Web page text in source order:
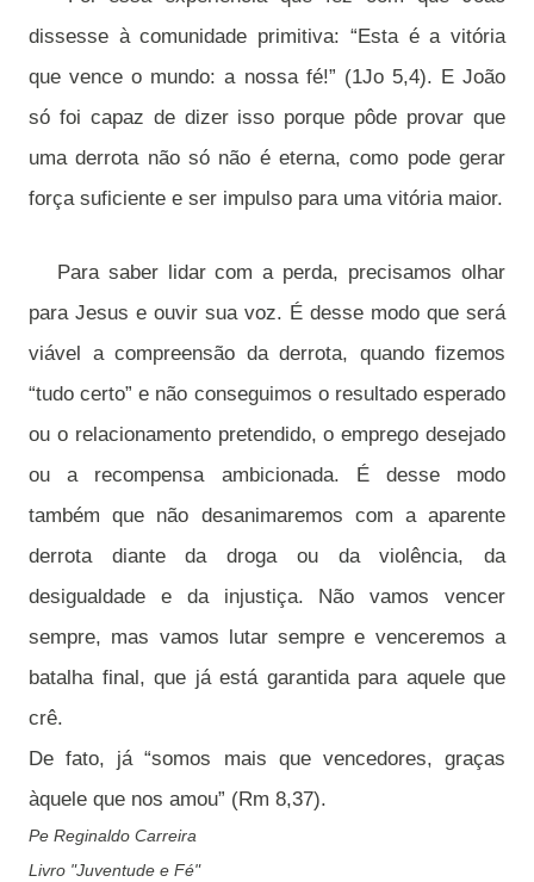
dissesse à comunidade primitiva: “Esta é a vitória
que vence o mundo: a nossa fé!” (1Jo 5,4). E João
só foi capaz de dizer isso porque pôde provar que
uma derrota não só não é eterna, como pode gerar
força suficiente e ser impulso para uma vitória maior.
Para saber lidar com a perda, precisamos olhar
para Jesus e ouvir sua voz. É desse modo que será
viável a compreensão da derrota, quando fizemos
“tudo certo” e não conseguimos o resultado esperado
ou o relacionamento pretendido, o emprego desejado
ou a recompensa ambicionada. É desse modo
também que não desanimaremos com a aparente
derrota diante da droga ou da violência, da
desigualdade e da injustiça. Não vamos vencer
sempre, mas vamos lutar sempre e venceremos a
batalha final, que já está garantida para aquele que
crê.
De fato, já “somos mais que vencedores, graças
àquele que nos amou” (Rm 8,37).
Pe Reginaldo Carreira
Livro "Juventude e Fé"